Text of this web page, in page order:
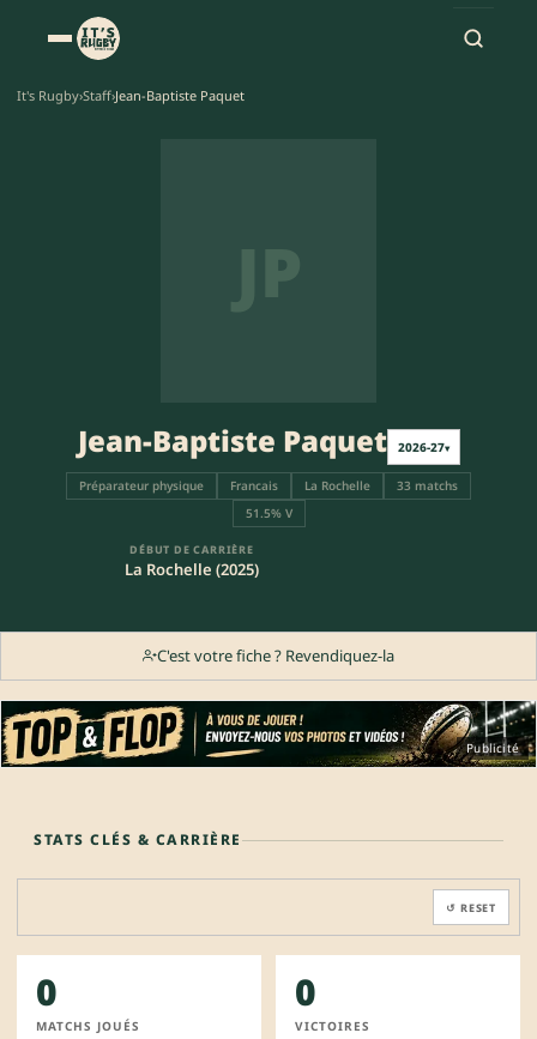
It's Rugby›Staff›Jean-Baptiste Paquet
JP
Jean-Baptiste Paquet 2026-27▾
Préparateur physique Francais La Rochelle
33 matchs
51.5% V
DÉBUT DE CARRIÈRE
La Rochelle (2025)
C'est votre fiche ? Revendiquez-la
Publicité
STATS CLÉS & CARRIÈRE
↺ RESET
0
MATCHS JOUÉS
0
VICTOIRES